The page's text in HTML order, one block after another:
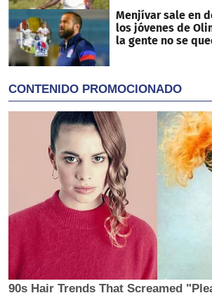
Menjívar sale en
los jóvenes de
la gente no se